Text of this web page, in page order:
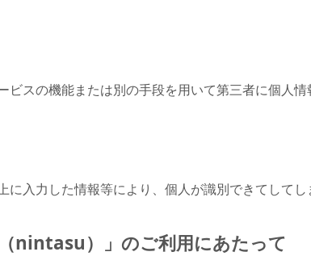
ビスの機能または別の手段を用いて第三者に個人情
に入力した情報等により、個人が識別できてしてし
nintasu）」のご利用にあたって